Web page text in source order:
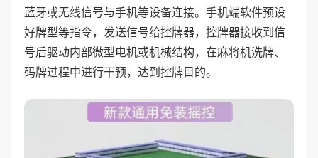
蓝牙或无线信号与手机等设备连接。手机端软件预设
好牌型等指令，发送信号给控牌器，控牌器接收到信
号后驱动内部微型电机或机械结构，在麻将机洗牌、
码牌过程中进行干预，达到控牌目的。